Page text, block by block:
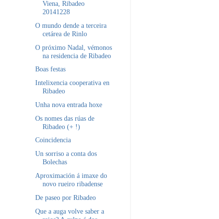
Viena, Ribadeo
20141228
O mundo dende a terceira
cetárea de Rinlo
O próximo Nadal, vémonos
na residencia de Ribadeo
Boas festas
Intelixencia cooperativa en
Ribadeo
Unha nova entrada hoxe
Os nomes das rúas de
Ribadeo (+ !)
Coincidencia
Un sorriso a conta dos
Bolechas
Aproximación á imaxe do
novo rueiro ribadense
De paseo por Ribadeo
Que a auga volve saber a